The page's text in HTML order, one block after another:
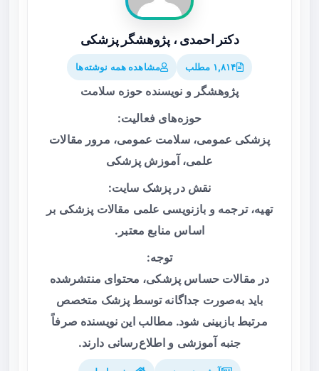
دکتر احمدی ، پژوهشگر پزشکی
۱,۸۱۴ مطلب مشاهده همه نوشته‌ها
پژوهشگر و نویسنده حوزه سلامت
حوزه‌های فعالیت:
پزشکی عمومی، سلامت عمومی، مرور مقالات
علمی، آموزش پزشکی
نقش در پزشک سایت:
تهیه، ترجمه و بازنویسی علمی مقالات پزشکی بر
اساس منابع معتبر.
توجه:
در مقالات حساس پزشکی، محتوای منتشرشده
باید به‌صورت جداگانه توسط پزشک متخصص
مرتبط بازبینی شود. مطالب این نویسنده صرفاً
جنبه آموزشی و اطلاع‌رسانی دارند.